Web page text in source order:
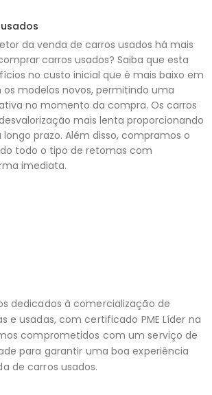
da venda de carros usados há mais
carros usados? Saiba que esta
no custo inicial que é mais baixo em
modelos novos, permitindo uma
no momento da compra. Os carros
mais lenta proporcionando
prazo. Além disso, compramos o
todo o tipo de retomas com
imediata.
dedicados à comercialização de
e usadas, com certificado PME Líder na
comprometidos com um serviço de
para garantir uma boa experiência
de carros usados.